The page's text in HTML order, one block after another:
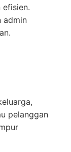
efisien.
admin
pelanggan